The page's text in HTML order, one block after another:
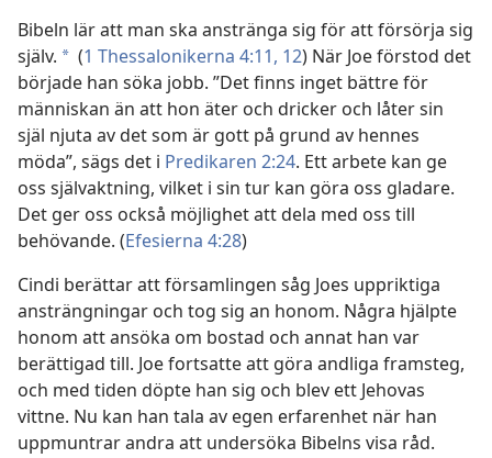
Bibeln lär att man ska anstränga sig för att försörja sig
själv. * (1 Thessalonikerna 4:11, 12) När Joe förstod det
började han söka jobb. ”Det finns inget bättre för
människan än att hon äter och dricker och låter sin
själ njuta av det som är gott på grund av hennes
möda”, sägs det i Predikaren 2:24. Ett arbete kan ge
oss självaktning, vilket i sin tur kan göra oss gladare.
Det ger oss också möjlighet att dela med oss till
behövande. (Efesierna 4:28)
Cindi berättar att församlingen såg Joes uppriktiga
ansträngningar och tog sig an honom. Några hjälpte
honom att ansöka om bostad och annat han var
berättigad till. Joe fortsatte att göra andliga framsteg,
och med tiden döpte han sig och blev ett Jehovas
vittne. Nu kan han tala av egen erfarenhet när han
uppmuntrar andra att undersöka Bibelns visa råd.